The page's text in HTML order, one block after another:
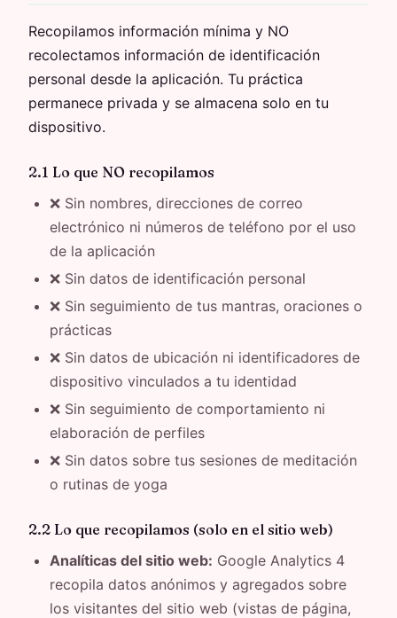
Recopilamos información mínima y NO
recolectamos información de identificación
personal desde la aplicación. Tu práctica
permanece privada y se almacena solo en tu
dispositivo.
2.1 Lo que NO recopilamos
❌ Sin nombres, direcciones de correo
electrónico ni números de teléfono por el uso
de la aplicación
❌ Sin datos de identificación personal
❌ Sin seguimiento de tus mantras, oraciones o
prácticas
❌ Sin datos de ubicación ni identificadores de
dispositivo vinculados a tu identidad
❌ Sin seguimiento de comportamiento ni
elaboración de perfiles
❌ Sin datos sobre tus sesiones de meditación
o rutinas de yoga
2.2 Lo que recopilamos (solo en el sitio web)
Analíticas del sitio web: Google Analytics 4
recopila datos anónimos y agregados sobre
los visitantes del sitio web (vistas de página,